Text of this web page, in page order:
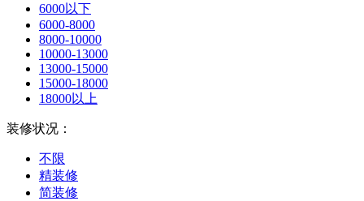
6000以下
6000-8000
8000-10000
10000-13000
13000-15000
15000-18000
18000以上
装修状况：
不限
精装修
简装修